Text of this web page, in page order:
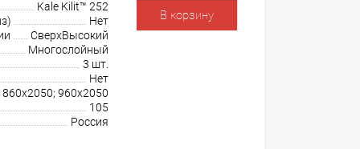
Kale Kilit™ 252
Нет
СверхВысокий
Многослойный
3 шт.
Нет
860х2050; 960х2050
105
Россия